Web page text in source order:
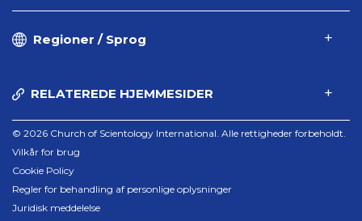
Regioner / Sprog
RELATEREDE HJEMMESIDER
© 2026 Church of Scientology International. Alle rettigheder forbeholdt.
Vilkår for brug
Cookie Policy
Regler for behandling af personlige oplysninger
Juridisk meddelelse